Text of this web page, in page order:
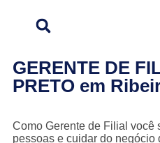
GERENTE DE
PRETO em
Como Gerente de Filial você
pessoas e cuidar do negócio